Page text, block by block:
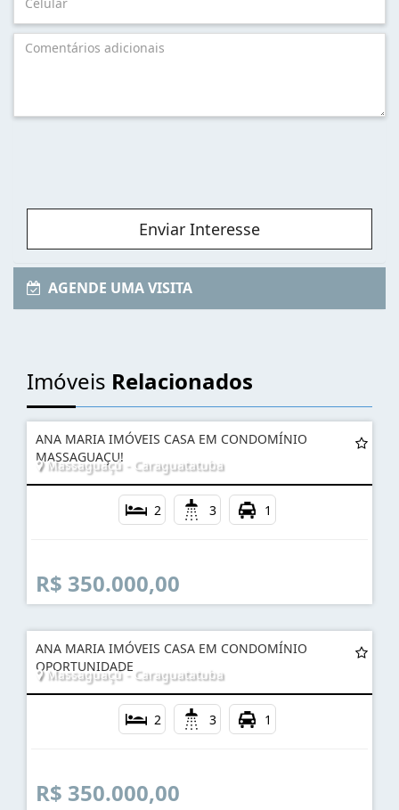
Enviar Interesse
AGENDE UMA VISITA
Imóveis Relacionados
ANA MARIA IMÓVEIS CASA EM CONDOMÍNIO
MASSAGUAÇU!
Massaguaçú - Caraguatatuba
2 3 1
R$ 350.000,00
ANA MARIA IMÓVEIS CASA EM CONDOMÍNIO
OPORTUNIDADE
Massaguaçú - Caraguatatuba
2 3 1
R$ 350.000,00